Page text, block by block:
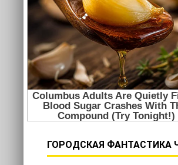
ГОРОДСКАЯ ФАНТАСТИКА